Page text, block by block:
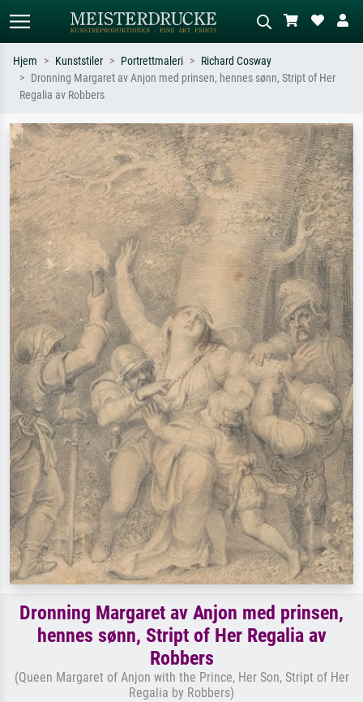
Standardsøk
eksempel Monet, Stjernenatt,
impresjonisme, Hokusai-bølgen, akt.
eng, abstrakt med mye rødt, mørkt
oljemaleri, stående akt ved et tre.
Hjem Kunststiler Portrettmaleri
Richard Cosway
Dronning Margaret av Anjon med prinsen, hennes sønn, Stript of Her
Regalia av Robbers
Dronning Margaret av Anjon med prinsen,
hennes sønn, Stript of Her Regalia av
Robbers
(Queen Margaret of Anjon with the Prince, Her Son, Stript of Her
Regalia by Robbers)